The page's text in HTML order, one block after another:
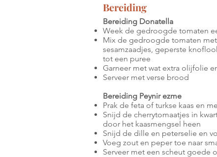
Bereiding
Bereiding Donatella
Week de gedroogde tomaten
Mix de gedroogde tomaten
sesamzaadjes, geperste
tot een puree
Garneer met wat extra olijfolie
Serveer met verse brood
Bereiding Peynir ezme
Prak de feta of turkse kaas en
Snijd de cherrytomaatjes in
door het kaasmengsel heen
Snijd de dille en peterselie en
Voeg zout en peper toe naar
Serveer met een scheut goede